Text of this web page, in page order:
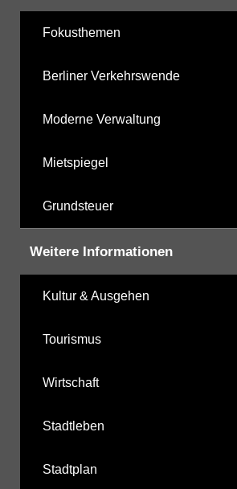
Fokusthemen
Berliner Verkehrswende
Moderne Verwaltung
Mietspiegel
Grundsteuer
Weitere Informationen
Kultur & Ausgehen
Tourismus
Wirtschaft
Stadtleben
Stadtplan